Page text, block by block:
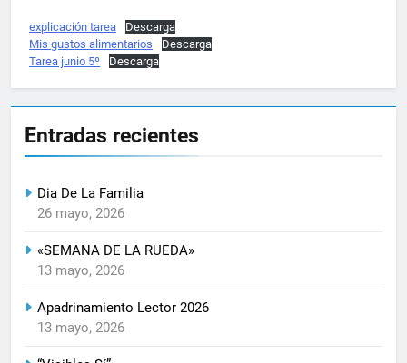
explicación tarea
Descarga
Mis gustos alimentarios
Descarga
Tarea junio 5º
Descarga
Entradas recientes
Dia De La Familia
26 mayo, 2026
«SEMANA DE LA RUEDA»
13 mayo, 2026
Apadrinamiento Lector 2026
13 mayo, 2026